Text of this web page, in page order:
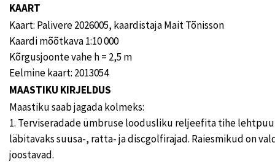
KAART
Kaart: Palivere 2026005, kaardistaja Mait Tõnisson
Kaardi mõõtkava 1:10 000
Kõrgusjoonte vahe h = 2,5 m
Eelmine kaart: 2013054
MAASTIKU KIRJELDUS
Maastiku saab jagada kolmeks:
1. Terviseradade ümbruse loodusliku reljeefita tihe
läbitavaks suusa-, ratta- ja discgolfirajad. Raiesmikud on
joostavad.